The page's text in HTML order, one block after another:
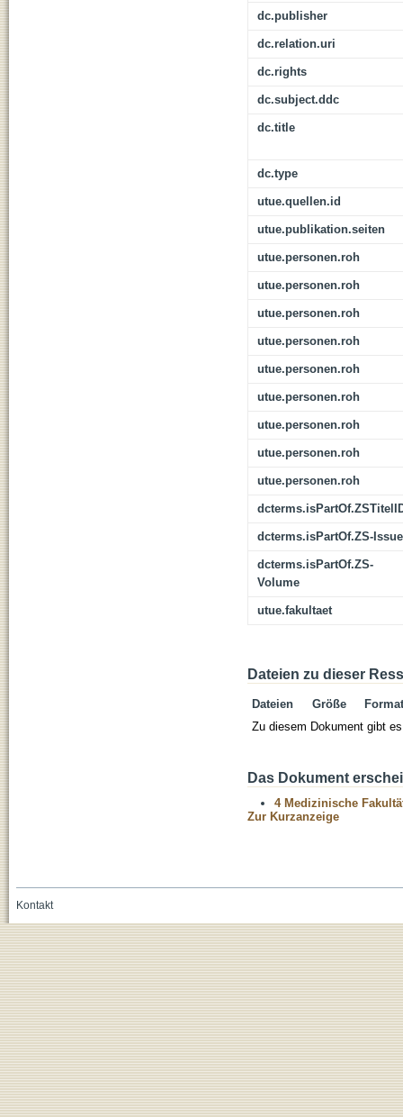
dc.publisher
dc.relation.uri
dc.rights
dc.subject.ddc
dc.title
dc.type
utue.quellen.id
utue.publikation.seiten
utue.personen.roh
utue.personen.roh
utue.personen.roh
utue.personen.roh
utue.personen.roh
utue.personen.roh
utue.personen.roh
utue.personen.roh
utue.personen.roh
dcterms.isPartOf.ZS-Issue
dcterms.isPartOf.ZS-
Volume
utue.fakultaet
Dateien zu dieser
Dateien Größe
Format
Zu diesem Dokument gibt
Das Dokument
4 Medizinische
Zur Kurzanzeige
Kontakt